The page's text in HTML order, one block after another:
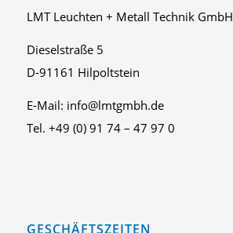
LMT Leuchten + Metall Technik GmbH
Dieselstraße 5
D-91161 Hilpoltstein
E-Mail: info@lmtgmbh.de
Tel. +49 (0) 91 74 – 47 97 0
GESCHÄFTSZEITEN